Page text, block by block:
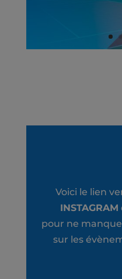
Voici le lien
INSTAGRAM
pour ne
sur les